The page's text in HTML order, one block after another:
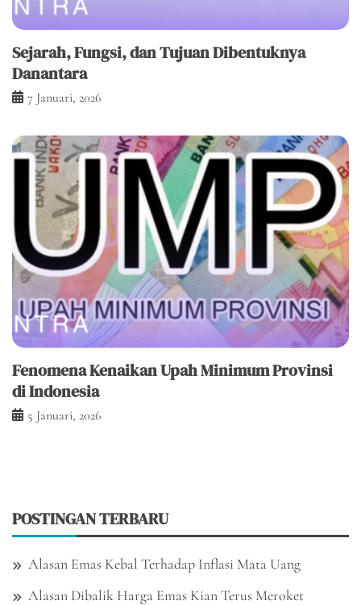
Sejarah, Fungsi, dan Tujuan Dibentuknya
Danantara
7 Januari, 2026
Fenomena Kenaikan Upah Minimum Provinsi
di Indonesia
5 Januari, 2026
POSTINGAN TERBARU
Alasan Emas Kebal Terhadap Inflasi Mata Uang
Alasan Dibalik Harga Emas Kian Terus Meroket